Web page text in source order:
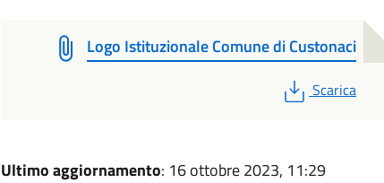
Logo Istituzionale Comune di Custonaci
PDF
Scarica
Ultimo aggiornamento: 16 ottobre 2023, 11:29